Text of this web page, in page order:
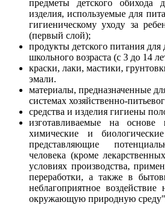
предметы детского обихода
изделия, используемые для
гигиеническому уходу за
(первый слой);
продукты детского питания для
школьного возраста (с 3 до 14
краски, лаки, мастики,
эмали.
материалы, предназначенные
системах хозяйственно-
средства и изделия гигиены
изготавливаемые на основе
химические и
представляющие
человека (кроме
условиях производства,
переработки, а также в
неблагоприятное воздействие
окружающую природную